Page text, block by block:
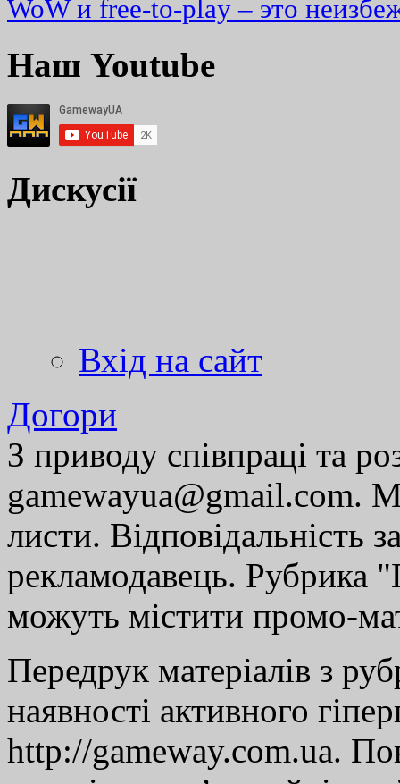
WoW и free-to-play – это
Наш Youtube
Дискусії
Вхід на сайт
Догори
З приводу співпраці та
gamewayua@gmail.com.
листи. Відповідальність
рекламодавець. Рубрика
можуть містити промо-
Передрук матеріалів з
наявності активного
http://gameway.com.ua.